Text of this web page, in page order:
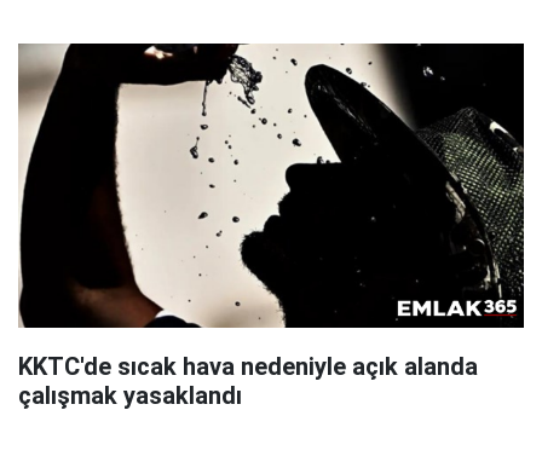
KKTC'de sıcak hava nedeniyle açık alanda
çalışmak yasaklandı